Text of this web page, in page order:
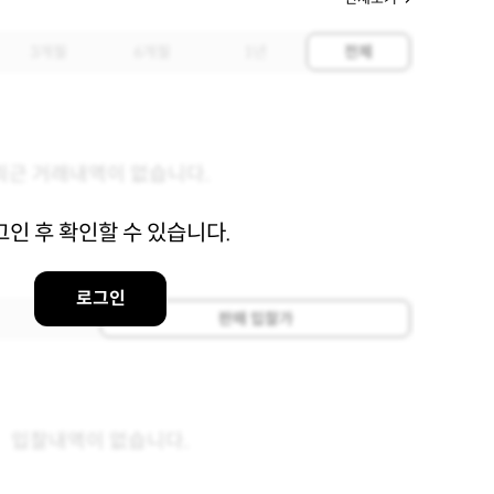
인 후 확인할 수 있습니다.
로그인
전체
판매 입찰가